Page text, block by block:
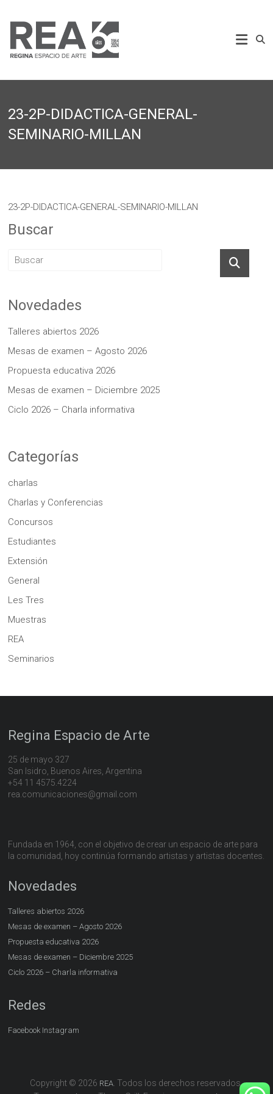
contenido
REA
Regina
23-2P-DIDACTICA-GENERAL-
SEMINARIO-MILLAN
23-2P-DIDACTICA-GENERAL-SEMINARIO-MILLAN
Buscar
Novedades
Talleres abiertos 2026
Mesas de examen – Agosto 2026
Propuesta educativa 2026
Mesas de examen – Diciembre 2025
Ciclo 2026 – Charla informativa
Categorías
charlas
Charlas y Conferencias
Concursos
Estudiantes
Extensión
General
Les Tres
Muestras
REA
Seminarios
Regina Espacio de Arte
25 de mayo 327
San Isidro, Buenos Aires, Argentina
+54 11 4575.4224
rea.comunicaciones@gmail.com
Fundada en 1964, con el objetivo de crear un espacio de arte para
la comunidad, hoy continúa formando artistas y artistas docentes.
Novedades
Talleres abiertos 2026
Mesas de examen – Agosto 2026
Propuesta educativa 2026
Mesas de examen – Diciembre 2025
Ciclo 2026 – Charla informativa
Redes
Facebook Instagram
Copyright © 2026 REA . Todos los derechos reservados.